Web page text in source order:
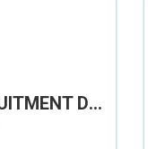
THE REPULSE BAY RECRUITMENT DAY 淺水灣影灣園人才招聘會